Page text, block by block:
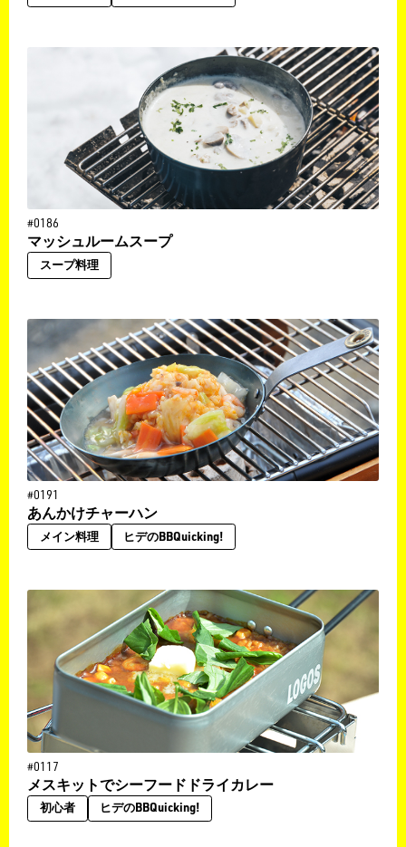
#0186
マッシュルームスープ
スープ料理
#0191
あんかけチャーハン
メイン料理 ヒデのBBQuicking!
#0117
メスキットでシーフードドライカレー
初心者 ヒデのBBQuicking!